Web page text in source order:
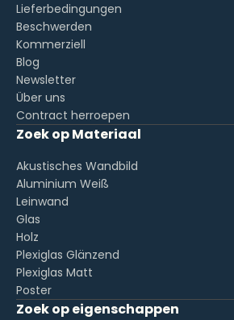
Lieferbedingungen
Beschwerden
Kommerziell
Blog
Newsletter
Über uns
Contract herroepen
Zoek op Materiaal
Akustisches Wandbild
Aluminium Weiß
Leinwand
Glas
Holz
Plexiglas Glänzend
Plexiglas Matt
Poster
Zoek op eigenschappen